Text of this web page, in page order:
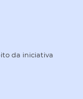
da iniciativa